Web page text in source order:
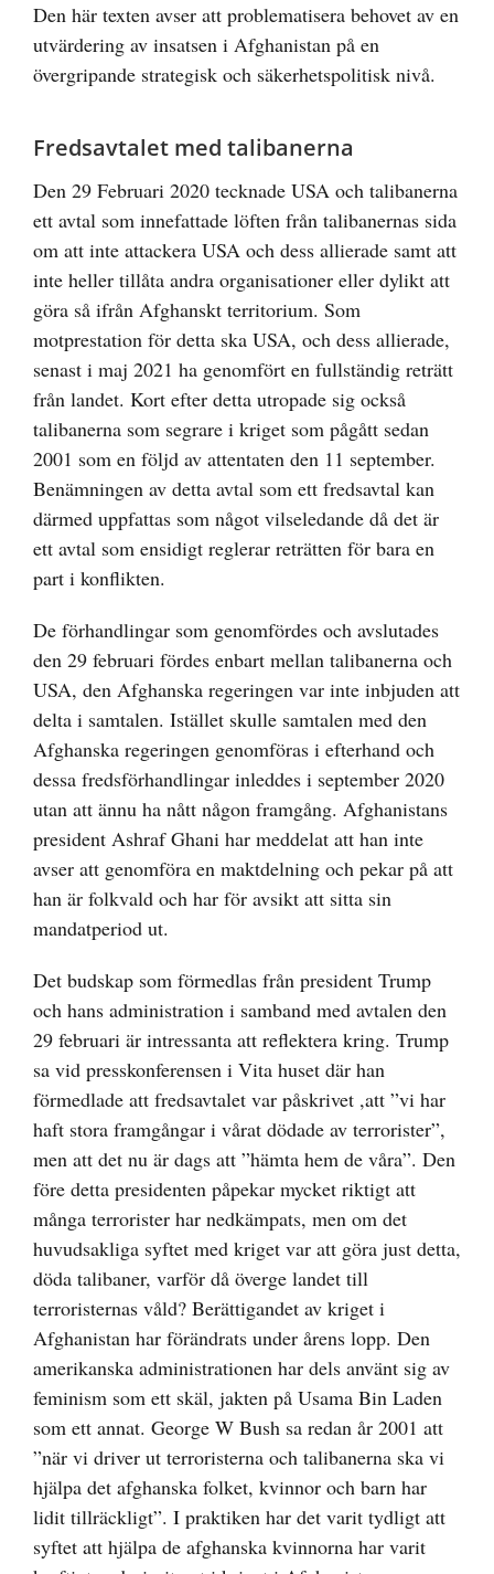
Den här texten avser att problematisera behovet av en
utvärdering av insatsen i Afghanistan på en
övergripande strategisk och säkerhetspolitisk nivå.
Fredsavtalet med talibanerna
Den 29 Februari 2020 tecknade USA och talibanerna
ett avtal som innefattade löften från talibanernas sida
om att inte attackera USA och dess allierade samt att
inte heller tillåta andra organisationer eller dylikt att
göra så ifrån Afghanskt territorium. Som
motprestation för detta ska USA, och dess allierade,
senast i maj 2021 ha genomfört en fullständig reträtt
från landet. Kort efter detta utropade sig också
talibanerna som segrare i kriget som pågått sedan
2001 som en följd av attentaten den 11 september.
Benämningen av detta avtal som ett fredsavtal kan
därmed uppfattas som något vilseledande då det är
ett avtal som ensidigt reglerar reträtten för bara en
part i konflikten.
De förhandlingar som genomfördes och avslutades
den 29 februari fördes enbart mellan talibanerna och
USA, den Afghanska regeringen var inte inbjuden att
delta i samtalen. Istället skulle samtalen med den
Afghanska regeringen genomföras i efterhand och
dessa fredsförhandlingar inleddes i september 2020
utan att ännu ha nått någon framgång. Afghanistans
president Ashraf Ghani har meddelat att han inte
avser att genomföra en maktdelning och pekar på att
han är folkvald och har för avsikt att sitta sin
mandatperiod ut.
Det budskap som förmedlas från president Trump
och hans administration i samband med avtalen den
29 februari är intressanta att reflektera kring. Trump
sa vid presskonferensen i Vita huset där han
förmedlade att fredsavtalet var påskrivet ,att ”vi har
haft stora framgångar i vårat dödade av terrorister”,
men att det nu är dags att ”hämta hem de våra”. Den
före detta presidenten påpekar mycket riktigt att
många terrorister har nedkämpats, men om det
huvudsakliga syftet med kriget var att göra just detta,
döda talibaner, varför då överge landet till
terroristernas våld? Berättigandet av kriget i
Afghanistan har förändrats under årens lopp. Den
amerikanska administrationen har dels använt sig av
feminism som ett skäl, jakten på Usama Bin Laden
som ett annat. George W Bush sa redan år 2001 att
”när vi driver ut terroristerna och talibanerna ska vi
hjälpa det afghanska folket, kvinnor och barn har
lidit tillräckligt”. I praktiken har det varit tydligt att
syftet att hjälpa de afghanska kvinnorna har varit